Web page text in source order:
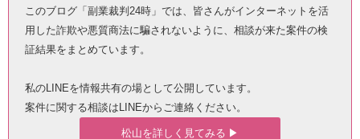
このブログ「副業裁判24時」では、皆さんがインターネットを活
用した詐欺や悪質商法に騙されないように、相談が来た案件の検
証結果をまとめています。
私のLINEを情報共有の場として公開しています。
案件に関する相談はLINEからご連絡ください。
松山を詳しく見てみる ▶︎